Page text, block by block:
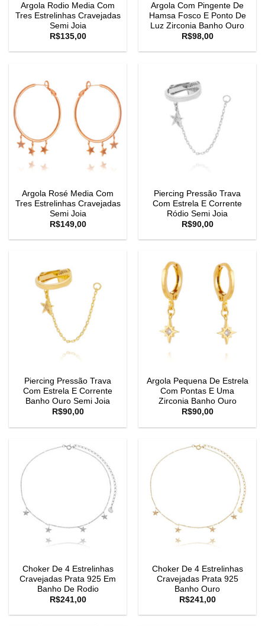
Argola Rodio Media Com
Tres Estrelinhas Cravejadas
Semi Joia
R$135,00
Argola Com Pingente De
Hamsa Fosco E Ponto De
Luz Zirconia Banho Ouro
R$98,00
Argola Rosé Media Com
Tres Estrelinhas Cravejadas
Semi Joia
R$149,00
Piercing Pressão Trava
Com Estrela E Corrente
Ródio Semi Joia
R$90,00
Piercing Pressão Trava
Com Estrela E Corrente
Banho Ouro Semi Joia
R$90,00
Argola Pequena De Estrela
Com Pontas E Uma
Zirconia Banho Ouro
R$90,00
Choker De 4 Estrelinhas
Cravejadas Prata 925 Em
Banho De Rodio
R$241,00
Choker De 4 Estrelinhas
Cravejadas Prata 925
Banho Ouro
R$241,00